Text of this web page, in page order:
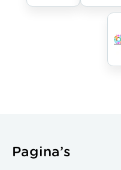
Pagina’s